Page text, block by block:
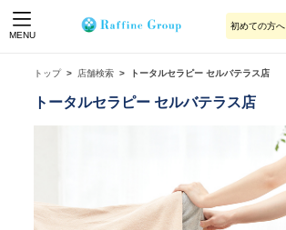
MENU
初めての方へ
トップ 店舗検索 トータルセラピー セルバテラス店
トータルセラピー セルバテラス店